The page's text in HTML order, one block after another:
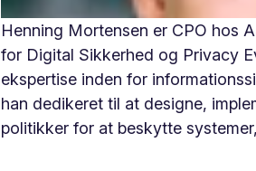
Henning Mortensen er CPO hos
for Digital Sikkerhed og Privacy
ekspertise inden for
han dedikeret til at designe,
politikker for at beskytte